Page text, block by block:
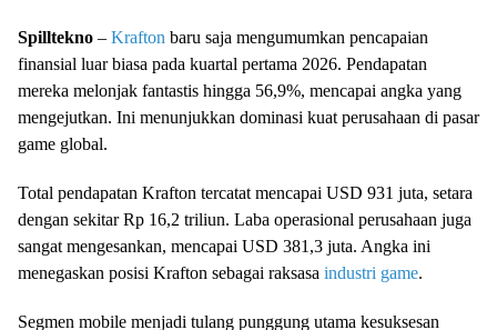
Spilltekno – Krafton baru saja mengumumkan pencapaian
finansial luar biasa pada kuartal pertama 2026. Pendapatan
mereka melonjak fantastis hingga 56,9%, mencapai angka yang
mengejutkan. Ini menunjukkan dominasi kuat perusahaan di pasar
game global.
Total pendapatan Krafton tercatat mencapai USD 931 juta, setara
dengan sekitar Rp 16,2 triliun. Laba operasional perusahaan juga
sangat mengesankan, mencapai USD 381,3 juta. Angka ini
menegaskan posisi Krafton sebagai raksasa industri game.
Segmen mobile menjadi tulang punggung utama kesuksesan